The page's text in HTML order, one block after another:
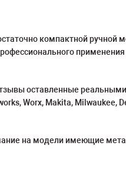
компактной ручной
оставленные
Worx, Makita, Milwaukee,
на модели имеющие